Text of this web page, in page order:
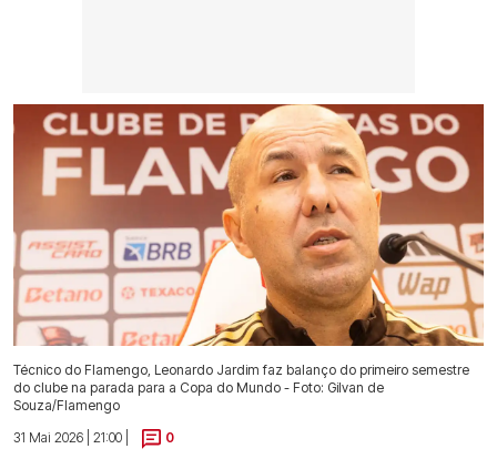
Técnico do Flamengo, Leonardo Jardim faz balanço do primeiro semestre
do clube na parada para a Copa do Mundo - Foto: Gilvan de
Souza/Flamengo
31 Mai 2026 | 21:00 |
0